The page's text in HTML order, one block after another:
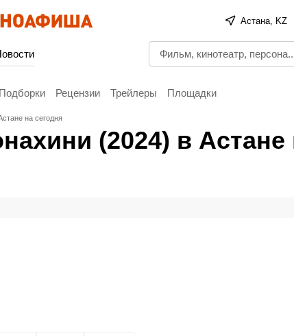
Астана, KZ
Подборки Рецензии Трейлеры Площадки
на сегодня
(2024) в Астане